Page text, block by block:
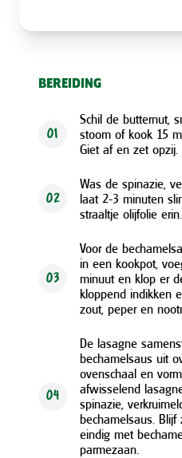
BEREIDING
01
Schil de butternut,
stoom of kook 15
Giet af en zet opzij.
02
Was de spinazie,
laat 2-3 minuten
straaltje olijfolie
03
Voor de
in een kookpot,
minuut en klop er
kloppend indikken
zout, peper en
04
De lasagne
bechamelsaus uit
ovenschaal en
afwisselend
spinazie,
bechamelsaus.
eindig met
parmezaan.